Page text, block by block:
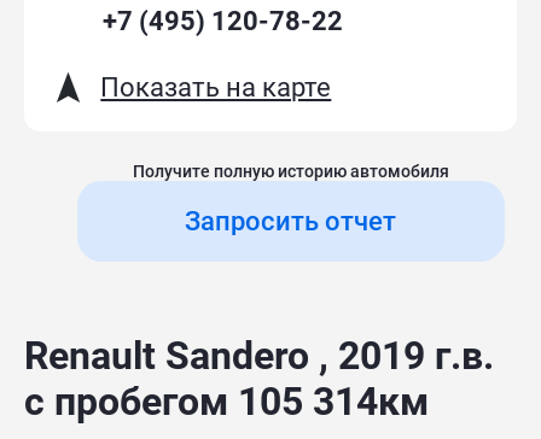
+7 (495) 120-78-22
Показать на карте
Получите полную историю автомобиля
Запросить отчет
Renault Sandero , 2019 г.в.
с пробегом 105 314км